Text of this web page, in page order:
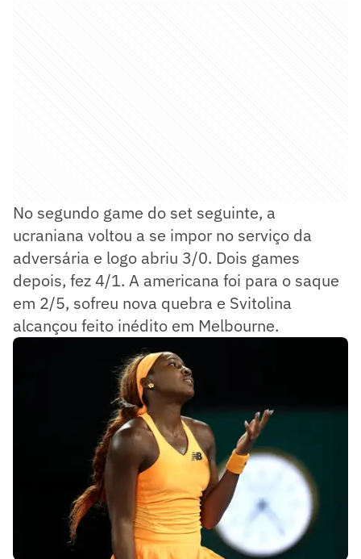
No segundo game do set seguinte, a
ucraniana voltou a se impor no serviço da
adversária e logo abriu 3/0. Dois games
depois, fez 4/1. A americana foi para o saque
em 2/5, sofreu nova quebra e Svitolina
alcançou feito inédito em Melbourne.